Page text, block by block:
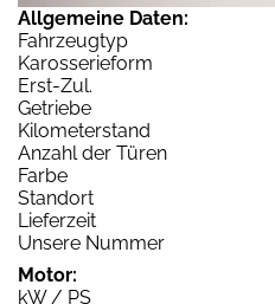
Allgemeine Daten:
Fahrzeugtyp
Karosserieform
Erst-Zul.
Getriebe
Kilometerstand
Anzahl der Türen
Farbe
Standort
Lieferzeit
Unsere Nummer
Motor:
kW / PS